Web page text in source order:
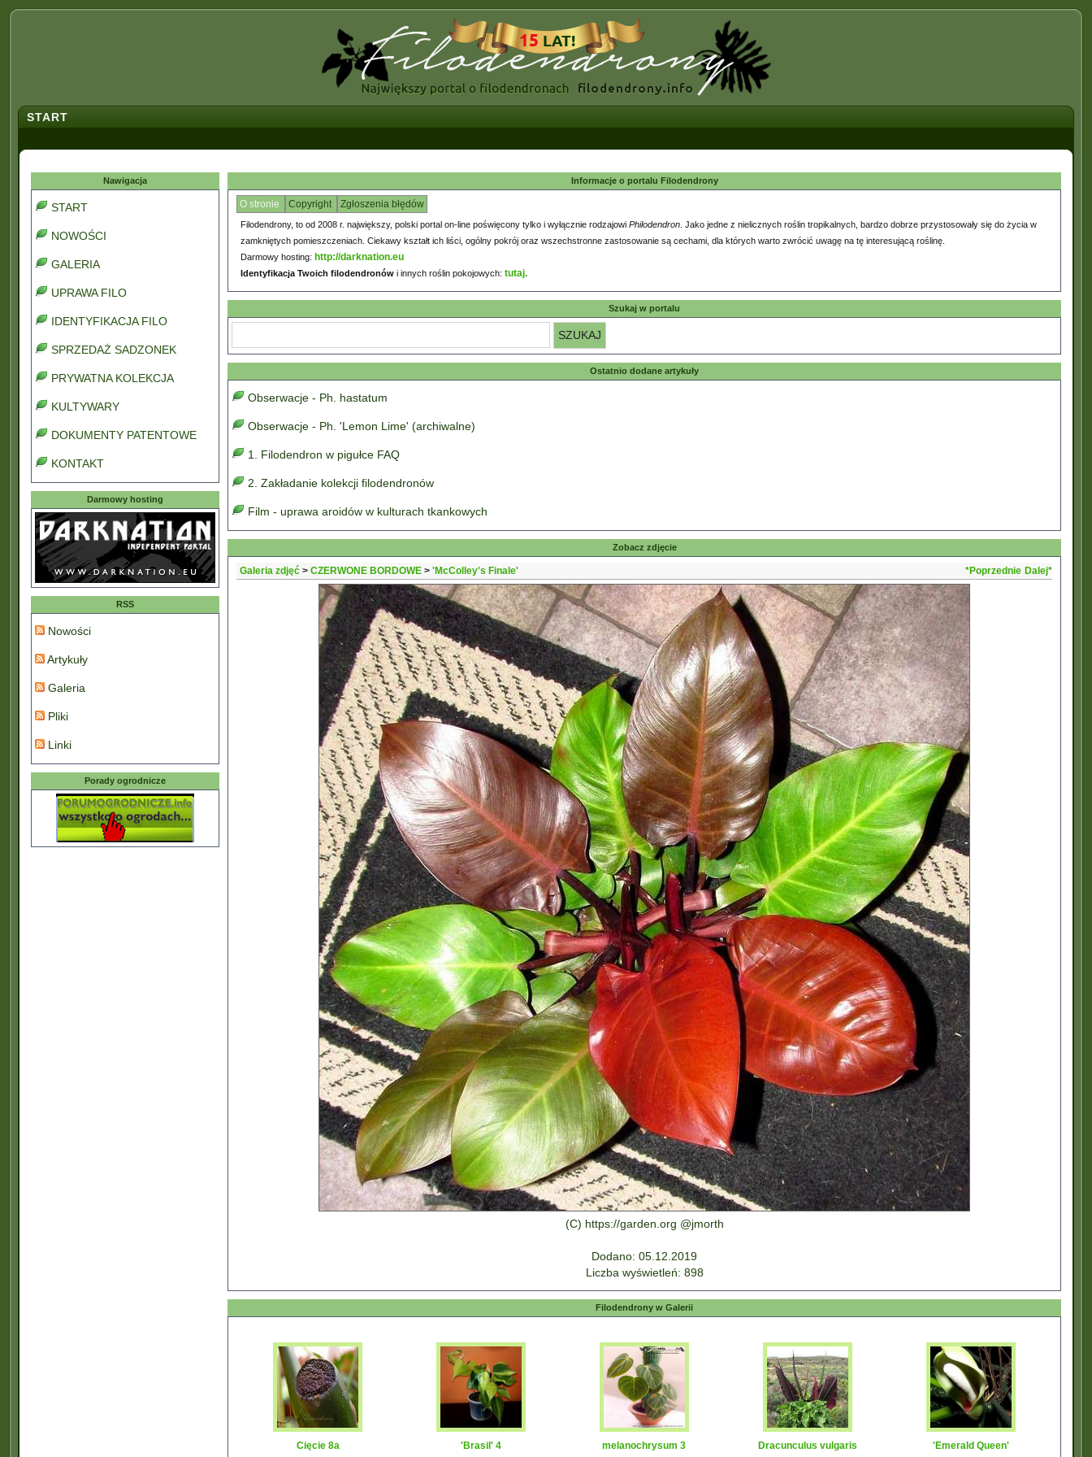
START
Nawigacja
START
NOWOŚCI
GALERIA
UPRAWA FILO
IDENTYFIKACJA FILO
SPRZEDAŻ SADZONEK
PRYWATNA KOLEKCJA
KULTYWARY
DOKUMENTY PATENTOWE
KONTAKT
Darmowy hosting
RSS
Nowości
Artykuły
Galeria
Pliki
Linki
Porady ogrodnicze
Informacje o portalu Filodendrony
O stronie Copyright Zgłoszenia błędów
Filodendrony, to od 2008 r. największy, polski portal on-line poświęcony tylko i wyłącznie rodzajowi Philodendron . Jako jedne z nielicznych roślin tropikalnych, bardzo dobrze przystosowały się do życia w
zamkniętych pomieszczeniach. Ciekawy kształt ich liści, ogólny pokrój oraz wszechstronne zastosowanie są cechami, dla których warto zwrócić uwagę na tę interesującą roślinę.
Darmowy hosting: http://darknation.eu
Identyfikacja Twoich filodendronów i innych roślin pokojowych: tutaj.
Szukaj w portalu
Ostatnio dodane artykuły
Obserwacje - Ph. hastatum
Obserwacje - Ph. 'Lemon Lime' (archiwalne)
1. Filodendron w pigułce FAQ
2. Zakładanie kolekcji filodendronów
Film - uprawa aroidów w kulturach tkankowych
Zobacz zdjęcie
Galeria zdjęć > CZERWONE BORDOWE > 'McColley's Finale' *Poprzednie Dalej*
(C) https://garden.org @jmorth
Dodano: 05.12.2019
Liczba wyświetleń: 898
Filodendrony w Galerii
Cięcie 8a 'Brasil' 4 melanochrysum 3 Dracunculus vulgaris 'Emerald Queen'